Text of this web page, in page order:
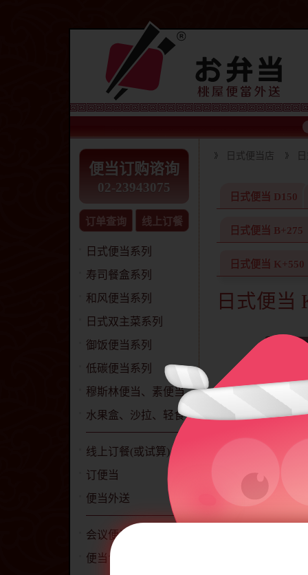
便当订购谘询
02-23943075
订单查询 线上订餐
日式便当系列
寿司餐盒系列
和风便当系列
日式双主菜系列
御饭便当系列
低碳便当系列
穆斯林便当、素便当
水果盒、沙拉、轻食
线上订餐(或试算)
订便当
便当外送
会议便当
便当食材、食谱
日式便当店
日式便当 D150
日式便当 B+275
日式便当 K+550
日式便当